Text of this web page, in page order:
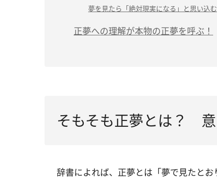
夢を見たら「絶対現実になる」と思い込む
正夢への理解が本物の正夢を呼ぶ！
そもそも正夢とは？
辞書によれば、正夢とは「夢で見たと